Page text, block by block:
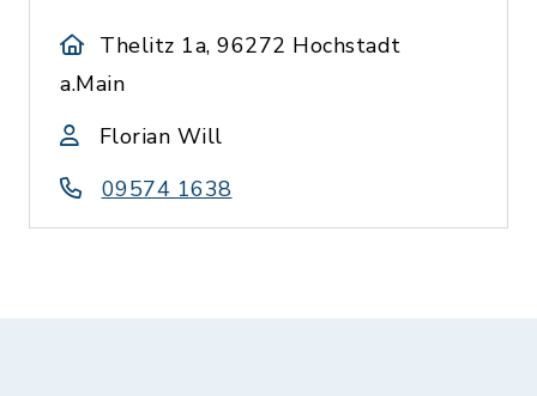
Thelitz 1a, 96272 Hochstadt
a.Main
Florian Will
09574 1638